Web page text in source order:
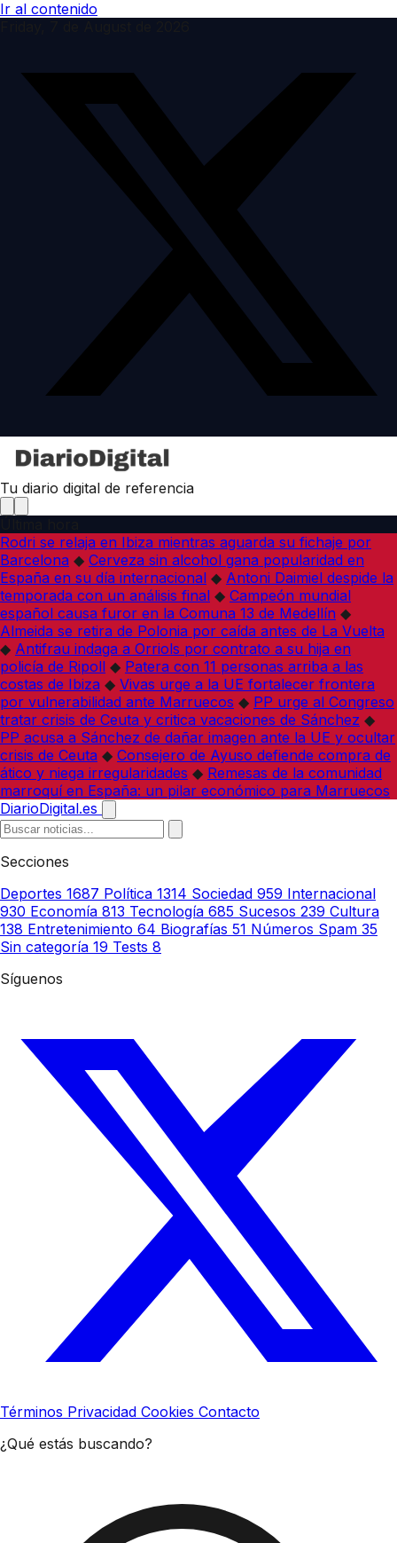
Ir al contenido
Tu diario digital de referencia
Rodri se relaja en Ibiza mientras aguarda su fichaje por
Barcelona ◆ Cerveza sin alcohol gana popularidad en
España en su día internacional ◆ Antoni Daimiel despide la
temporada con un análisis final ◆ Campeón mundial
español causa furor en la Comuna 13 de Medellín ◆
Almeida se retira de Polonia por caída antes de La Vuelta
◆ Antifrau indaga a Orriols por contrato a su hija en
policía de Ripoll ◆ Patera con 11 personas arriba a las
costas de Ibiza ◆ Vivas urge a la UE fortalecer frontera
por vulnerabilidad ante Marruecos ◆ PP urge al Congreso
tratar crisis de Ceuta y critica vacaciones de Sánchez ◆
PP acusa a Sánchez de dañar imagen ante la UE y ocultar
crisis de Ceuta ◆ Consejero de Ayuso defiende compra de
ático y niega irregularidades ◆ Remesas de la comunidad
marroquí en España: un pilar económico para Marruecos
DiarioDigital.es
Secciones
Deportes 1687 Política 1314 Sociedad 959 Internacional
930 Economía 813 Tecnología 685 Sucesos 239 Cultura
138 Entretenimiento 64 Biografías 51 Números Spam 35
Sin categoría 19 Tests 8
Síguenos
Términos Privacidad Cookies Contacto
¿Qué estás buscando?